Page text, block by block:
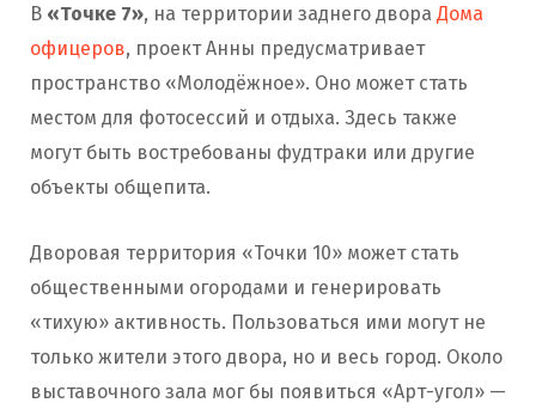
В «Точке 7», на территории заднего двора Дома
офицеров, проект Анны предусматривает
пространство «Молодёжное». Оно может стать
местом для фотосессий и отдыха. Здесь также
могут быть востребованы фудтраки или другие
объекты общепита.
Дворовая территория «Точки 10» может стать
общественными огородами и генерировать
«тихую» активность. Пользоваться ими могут не
только жители этого двора, но и весь город. Около
выставочного зала мог бы появиться «Арт-угол» —